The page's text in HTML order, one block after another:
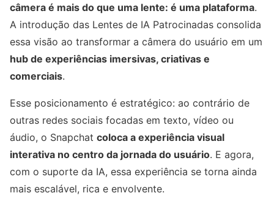
câmera é mais do que uma lente: é uma plataforma.
A introdução das Lentes de IA Patrocinadas consolida
essa visão ao transformar a câmera do usuário em um
hub de experiências imersivas, criativas e
comerciais.
Esse posicionamento é estratégico: ao contrário de
outras redes sociais focadas em texto, vídeo ou
áudio, o Snapchat coloca a experiência visual
interativa no centro da jornada do usuário. E agora,
com o suporte da IA, essa experiência se torna ainda
mais escalável, rica e envolvente.